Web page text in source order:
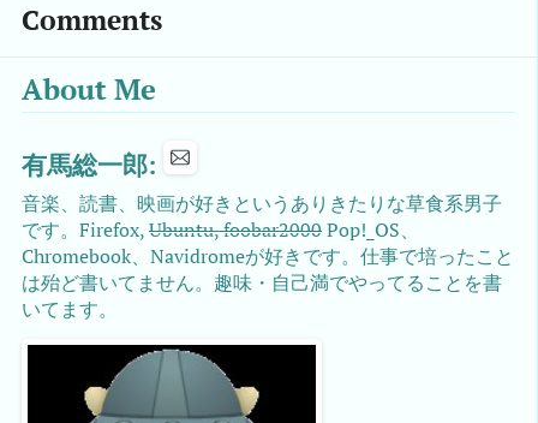
Comments
About Me
有馬総一郎:
音楽、読書、映画が好きというありきたりな草食系男子
です。Firefox,Ubuntu, foobar2000Pop!_OS、
Chromebook、Navidromeが好きです。仕事で培ったこと
は殆ど書いてません。趣味・自己満でやってることを書
いてます。